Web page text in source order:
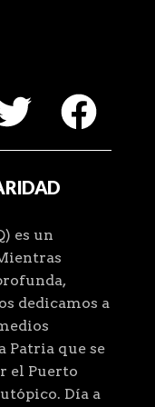
es un
dedicamos a
Patria que se
el Puerto
Día a